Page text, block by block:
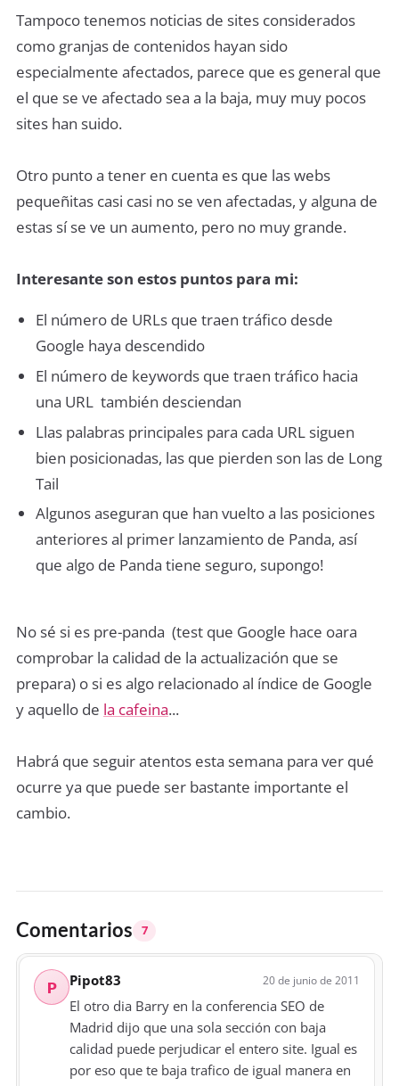
Tampoco tenemos noticias de sites considerados
como granjas de contenidos hayan sido
especialmente afectados, parece que es general que
el que se ve afectado sea a la baja, muy muy pocos
sites han suido.
Otro punto a tener en cuenta es que las webs
pequeñitas casi casi no se ven afectadas, y alguna de
estas sí se ve un aumento, pero no muy grande.
Interesante son estos puntos para mi:
El número de URLs que traen tráfico desde
Google haya descendido
El número de keywords que traen tráfico hacia
una URL también desciendan
Llas palabras principales para cada URL siguen
bien posicionadas, las que pierden son las de Long
Tail
Algunos aseguran que han vuelto a las posiciones
anteriores al primer lanzamiento de Panda, así
que algo de Panda tiene seguro, supongo!
No sé si es pre-panda (test que Google hace oara
comprobar la calidad de la actualización que se
prepara) o si es algo relacionado al índice de Google
y aquello de la cafeina...
Habrá que seguir atentos esta semana para ver qué
ocurre ya que puede ser bastante importante el
cambio.
Comentarios 7
P Pipot83 20 de junio de 2011
El otro dia Barry en la conferencia SEO de
Madrid dijo que una sola sección con baja
calidad puede perjudicar el entero site. Igual es
por eso que te baja trafico de igual manera en